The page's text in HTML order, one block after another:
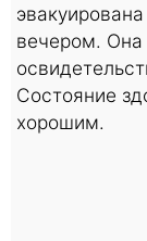
вечером.
Состояние
хорошим.